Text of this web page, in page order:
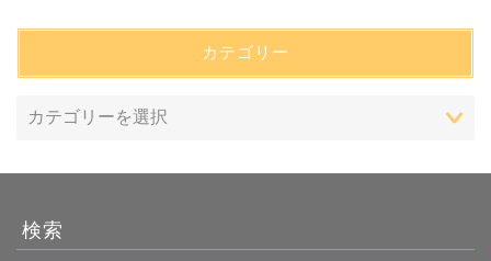
カテゴリー
検索